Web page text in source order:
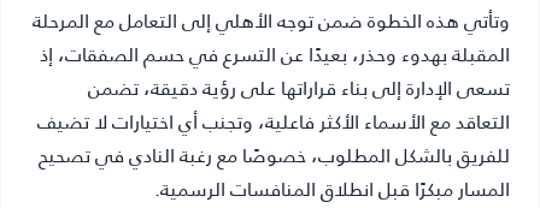
وتأتي هذه الخطوة ضمن توجه الأهلي إلى التعامل مع المرحلة
المقبلة بهدوء وحذر، بعيدًا عن التسرع في حسم الصفقات، إذ
تسعى الإدارة إلى بناء قراراتها على رؤية دقيقة، تضمن
التعاقد مع الأسماء الأكثر فاعلية، وتجنب أي اختيارات لا تضيف
للفريق بالشكل المطلوب، خصوصًا مع رغبة النادي في تصحيح
المسار مبكرًا قبل انطلاق المنافسات الرسمية.